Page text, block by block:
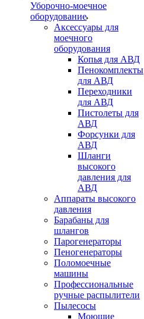
Уборочно-моечное
оборудование
Аксессуары для
моечного
оборудования
Копья для АВД
Пенокомплекты
для АВД
Переходники
для АВД
Пистолеты для
АВД
Форсунки для
АВД
Шланги
высокого
давления для
АВД
Аппараты высокого
давления
Барабаны для
шлангов
Парогенераторы
Пеногенераторы
Поломоечные
машины
Профессиональные
ручные распылители
Пылесосы
Моющие